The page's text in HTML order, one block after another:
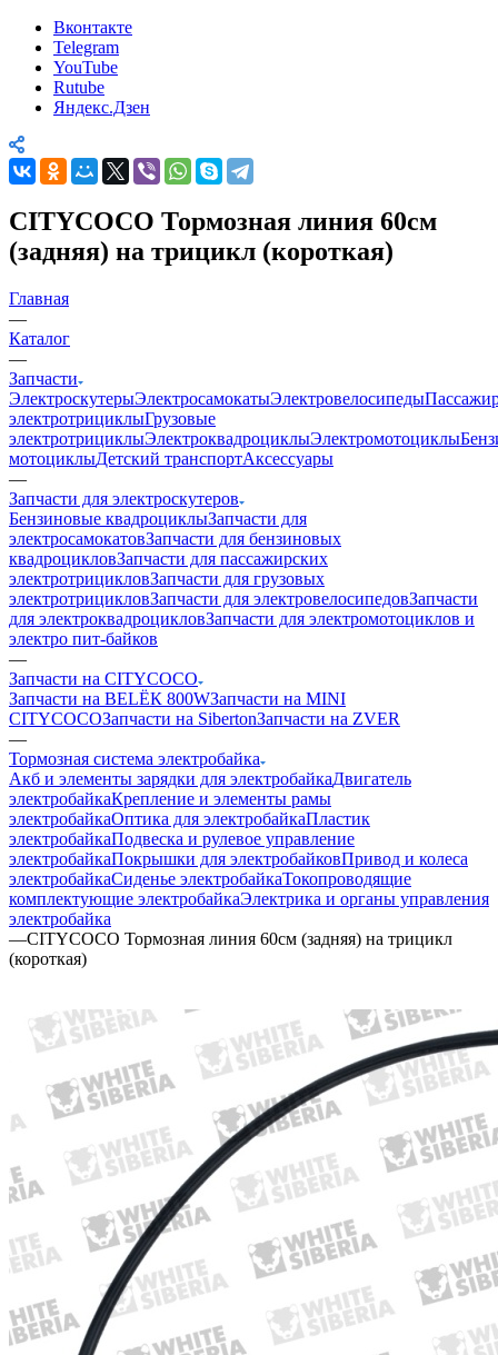
Вконтакте
Telegram
YouTube
Rutube
Яндекс.Дзен
CITYCOCO Тормозная линия 60см
(задняя) на трицикл (короткая)
Главная
—
Каталог
—
Запчасти
ЭлектроскутерыЭлектросамокатыЭлектровелосипеды
электротрициклыГрузовые
электротрициклыЭлектроквадроциклыЭлектромотоциклы
мотоциклыДетский транспортАксессуары
—
Запчасти для электроскутеров
Бензиновые квадроциклыЗапчасти для
электросамокатовЗапчасти для бензиновых
квадроцикловЗапчасти для пассажирских
электротрицикловЗапчасти для грузовых
электротрицикловЗапчасти для электровелосипедовЗапчасти
для электроквадроцикловЗапчасти для электромотоциклов и
электро пит-байков
—
Запчасти на CITYCOCO
Запчасти на BELЁК 800WЗапчасти на MINI
CITYCOCOЗапчасти на SibertonЗапчасти на ZVER
—
Тормозная система электробайка
Акб и элементы зарядки для электробайкаДвигатель
электробайкаКрепление и элементы рамы
электробайкаОптика для электробайкаПластик
электробайкаПодвеска и рулевое управление
электробайкаПокрышки для электробайковПривод и колеса
электробайкаСиденье электробайкаТокопроводящие
комплектующие электробайкаЭлектрика и органы управления
электробайка
—CITYCOCO Тормозная линия 60см (задняя) на трицикл
(короткая)